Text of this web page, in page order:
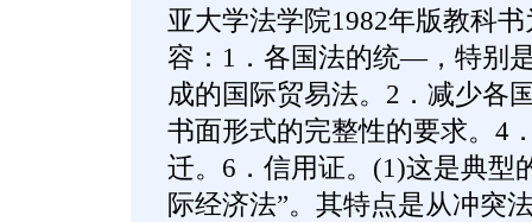
亚大学法学院1982年版教科
容：1．各国法的统—，特别
成的国际贸易法。2．减少各
书面形式的完整性的要求。4
迁。6．信用证。(1)这是典型
际经济法”。其特点是从冲突